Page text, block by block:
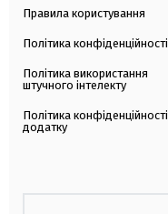
Правила користування
Політика конфіденційності
Політика використання
штучного інтелекту
Політика конфіденційності
додатку